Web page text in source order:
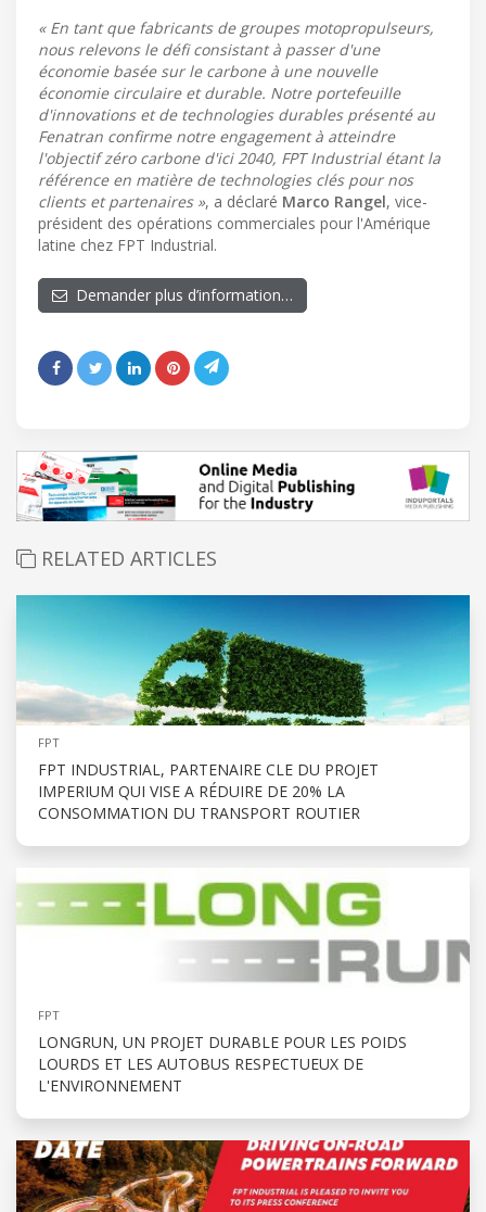
« En tant que fabricants de groupes motopropulseurs,
nous relevons le défi consistant à passer d'une
économie basée sur le carbone à une nouvelle
économie circulaire et durable. Notre portefeuille
d'innovations et de technologies durables présenté au
Fenatran confirme notre engagement à atteindre
l'objectif zéro carbone d'ici 2040, FPT Industrial étant la
référence en matière de technologies clés pour nos
clients et partenaires », a déclaré Marco Rangel, vice-
président des opérations commerciales pour l'Amérique
latine chez FPT Industrial.
Demander plus d’information…
RELATED ARTICLES
FPT
FPT INDUSTRIAL, PARTENAIRE CLE DU PROJET
IMPERIUM QUI VISE A RÉDUIRE DE 20% LA
CONSOMMATION DU TRANSPORT ROUTIER
FPT
LONGRUN, UN PROJET DURABLE POUR LES POIDS
LOURDS ET LES AUTOBUS RESPECTUEUX DE
L'ENVIRONNEMENT